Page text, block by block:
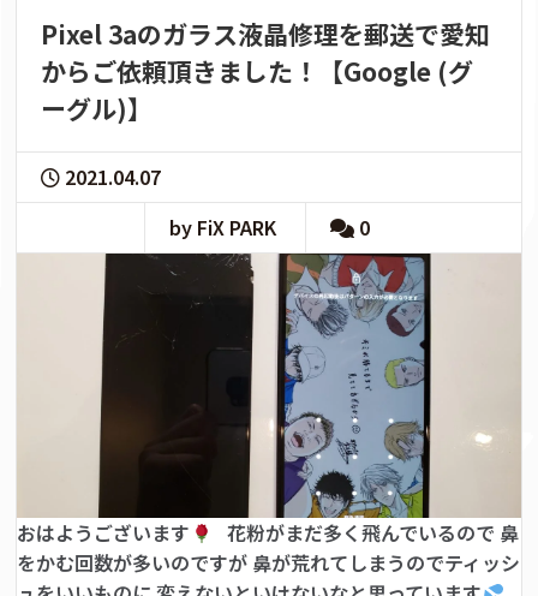
Pixel 3aのガラス液晶修理を郵送で愛知
からご依頼頂きました！【Google (グ
ーグル)】
2021.04.07
by FiX PARK
0
おはようございます
花粉がまだ多く飛んでいるので 鼻
をかむ回数が多いのですが 鼻が荒れてしまうのでティッシ